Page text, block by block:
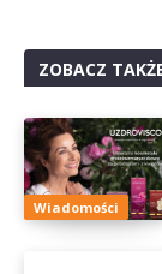
ZOBACZ
Wiadomości